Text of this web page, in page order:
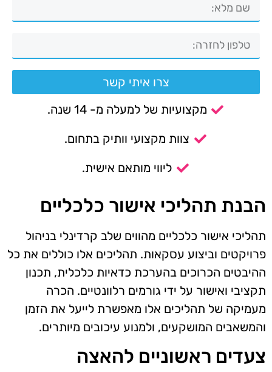
צרו איתי קשר
מקצועיות של למעלה מ- 14 שנה.
צוות מקצועי וותיק בתחום.
ליווי מותאם אישית.
הבנת תהליכי אישור כלכליים
תהליכי אישור כלכליים מהווים שלב קרדינלי בניהול
פרויקטים וביצוע עסקאות. תהליכים אלו כוללים את כל
ההיבטים הכרוכים בהערכת כדאיות כלכלית, תכנון
תקציבי ואישור על ידי גורמים רלוונטיים. הכרה
מעמיקה של תהליכים אלו מאפשרת לייעל את הזמן
והמשאבים המושקעים, ולמנוע עיכובים מיותרים.
צעדים ראשוניים להאצה